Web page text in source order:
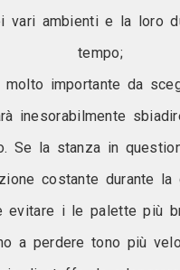
vari ambienti e la loro
tempo;
molto importante da
inesorabilmente
Se la stanza in
costante durante la
evitare i le palette più
a perdere tono più